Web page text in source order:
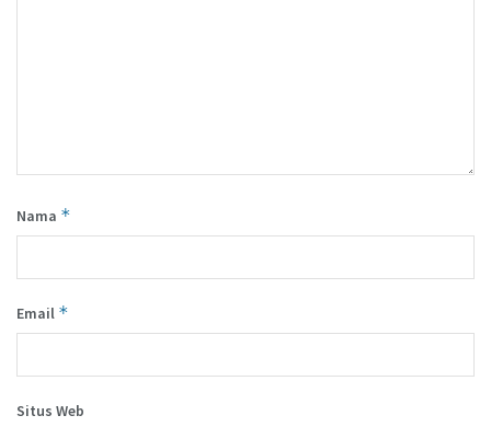
Nama *
Email *
Situs Web